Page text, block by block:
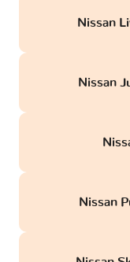
Nissan
Nissan
Nissan